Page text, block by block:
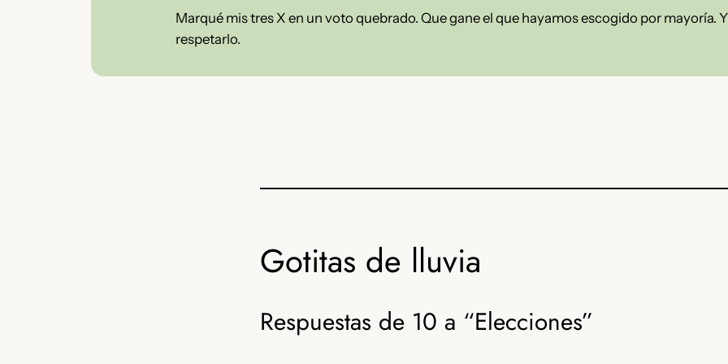
Marqué mis tres X en un voto quebrado. Que gane el que hayamos escogido por mayoría.
respetarlo.
Gotitas de lluvia
Respuestas de 10 a “Elecciones”